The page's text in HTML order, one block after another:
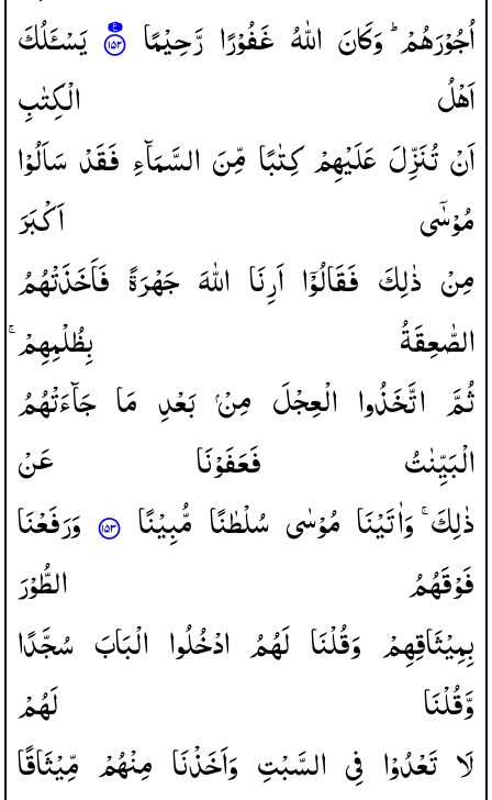
اُجُوْرَهُمْ ؕ وَكَانَ اللّٰهُ غَفُوْرًا رَّحِیْمًا
یَسْـَٔلُكَ
اَهْلُ
الْكِتٰبِ
اَنْتُنَزِّلَعَلَیْهِمْكِتٰبًا مِّنَ السَّمَآءِ فَقَدْسَاَلُوْا
مُوْسٰۤی
اَكْبَرَ
مِنْ ذٰلِكَ فَقَالُوْۤا اَرِنَا اللّٰهَ جَهْرَةً فَاَخَذَتْهُمُ
الصّٰعِقَةُ
بِظُلْمِهِمْ ۚ
ثُمَّ اتَّخَذُوا الْعِجْلَ مِنْ بَعْدِ مَا جَآءَتْهُمُ
الْبَیِّنٰتُ
فَعَفَوْنَا
عَنْ
ذٰلِكَ ۚ وَاٰتَیْنَا مُوْسٰی سُلْطٰنًا مُّبِیْنًا
وَرَفَعْنَا
فَوْقَهُمُ
الطُّوْرَ
بِمِیْثَاقِهِمْ وَقُلْنَا لَهُمُ ادْخُلُوا الْبَابَ سُجَّدًا
وَّقُلْنَا
لَهُمْ
لَا تَعْدُوْا فِی السَّبْتِ وَاَخَذْنَا مِنْهُمْ مِّیْثَاقًا